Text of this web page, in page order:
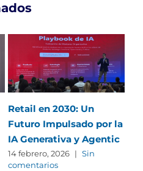
Retail en 2030: Un
Futuro Impulsado por la
IA Generativa y Agentic
14 febrero, 2026 | Sin
comentarios